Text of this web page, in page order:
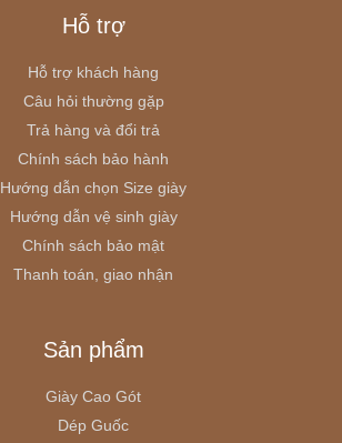
Hỗ trợ
Hỗ trợ khách hàng
Câu hỏi thường gặp
Trả hàng và đổi trả
Chính sách bảo hành
Hướng dẫn chọn Size giày
Hướng dẫn vệ sinh giày
Chính sách bảo mật
Thanh toán, giao nhận
Sản phẩm
Giày Cao Gót
Dép Guốc